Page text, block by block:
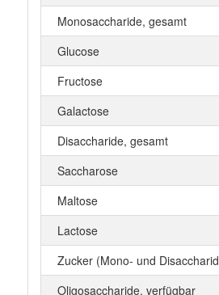
Monosaccharide, gesamt
Glucose
Fructose
Galactose
Disaccharide, gesamt
Saccharose
Maltose
Lactose
Zucker (Mono- und
Oligosaccharide, verfügbar